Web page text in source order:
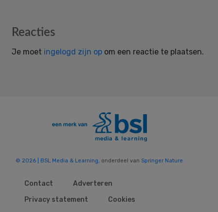
Reader
Reacties
Je moet ingelogd zijn op om een reactie te plaatsen.
© 2026 | BSL Media & Learning , onderdeel van Springer Nature
Contact
Adverteren
Privacy statement
Cookies